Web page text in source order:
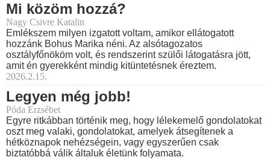
Mi közöm hozzá?
Nagy Csivre Katalin
Emlékszem milyen izgatott voltam, amikor ellátogatott
hozzánk Bohus Marika néni. Az alsótagozatos
osztályfőnököm volt, és rendszerint szülői látogatásra jött,
amit én gyerekként mindig kitüntetésnek éreztem.
2026.2.15.
Legyen még jobb!
Póda Erzsébet
Egyre ritkábban történik meg, hogy lélekemelő gondolatokat
oszt meg valaki, gondolatokat, amelyek átsegítenek a
hétköznapok nehézségein, vagy egyszerűen csak
biztatóbbá válik általuk életünk folyamata.